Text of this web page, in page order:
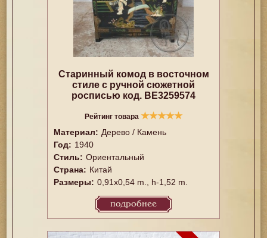
Старинный комод в восточном
стиле с ручной сюжетной
росписью код. BE3259574
Рейтинг товара ★★★★★
Материал: Дерево / Камень
Год: 1940
Стиль: Ориентальный
Страна: Китай
Размеры: 0,91x0,54 m., h-1,52 m.
подробнее